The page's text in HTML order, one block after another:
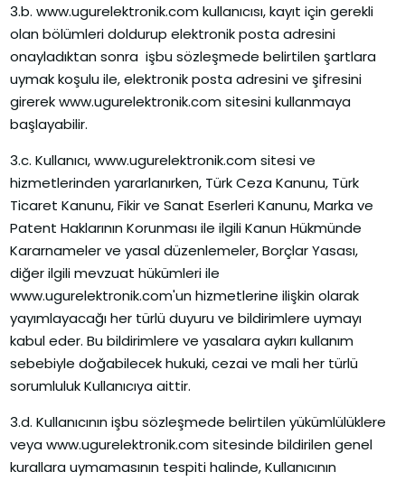
3.b. www.ugurelektronik.com kullanıcısı, kayıt için gerekli
olan bölümleri doldurup elektronik posta adresini
onayladıktan sonra işbu sözleşmede belirtilen şartlara
uymak koşulu ile, elektronik posta adresini ve şifresini
girerek www.ugurelektronik.com sitesini kullanmaya
başlayabilir.
3.c. Kullanıcı, www.ugurelektronik.com sitesi ve
hizmetlerinden yararlanırken, Türk Ceza Kanunu, Türk
Ticaret Kanunu, Fikir ve Sanat Eserleri Kanunu, Marka ve
Patent Haklarının Korunması ile ilgili Kanun Hükmünde
Kararnameler ve yasal düzenlemeler, Borçlar Yasası,
diğer ilgili mevzuat hükümleri ile
www.ugurelektronik.com'un hizmetlerine ilişkin olarak
yayımlayacağı her türlü duyuru ve bildirimlere uymayı
kabul eder. Bu bildirimlere ve yasalara aykırı kullanım
sebebiyle doğabilecek hukuki, cezai ve mali her türlü
sorumluluk Kullanıcıya aittir.
3.d. Kullanıcının işbu sözleşmede belirtilen yükümlülüklere
veya www.ugurelektronik.com sitesinde bildirilen genel
kurallara uymamasının tespiti halinde, Kullanıcının